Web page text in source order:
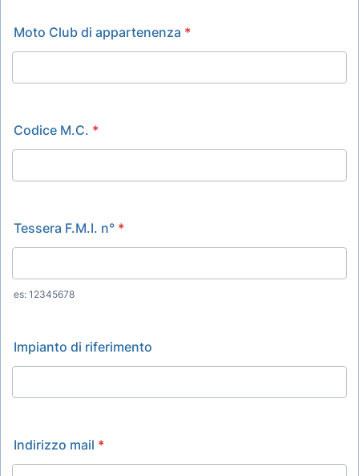
Moto Club di appartenenza *
Codice M.C. *
Tessera F.M.I. n° *
es: 12345678
Impianto di riferimento
Indirizzo mail *